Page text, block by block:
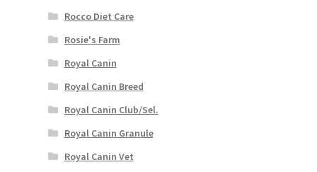
Rocco Diet Care
Rosie's Farm
Royal Canin
Royal Canin Breed
Royal Canin Club/Sel.
Royal Canin Granule
Royal Canin Vet